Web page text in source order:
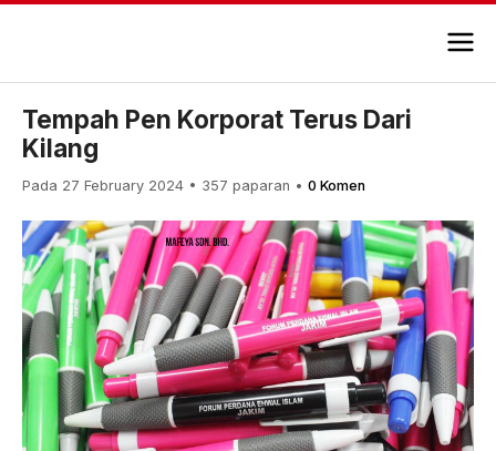
Tempah Pen Korporat Terus Dari
Kilang
Pada 27 February 2024 • 357 paparan • 0 Komen